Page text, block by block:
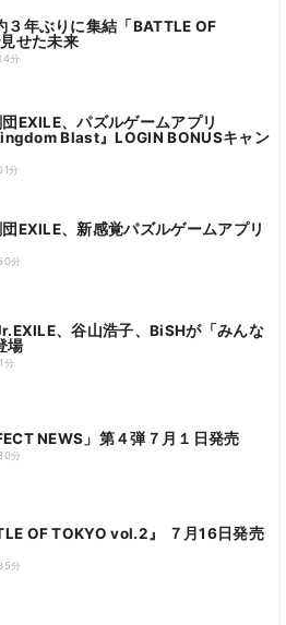
３年ぶりに集結「BATTLE OF
せた未来
分
EXILE、パズルゲームアプリ
Blast』LOGIN BONUSキャン
分
EXILE、新感覚パズルゲームアプリ
分
、谷山浩子、BiSHが「みんな
場
分
NEWS」第４弾７月１日発売
分
OF TOKYO vol.2』 ７月16日発売
分